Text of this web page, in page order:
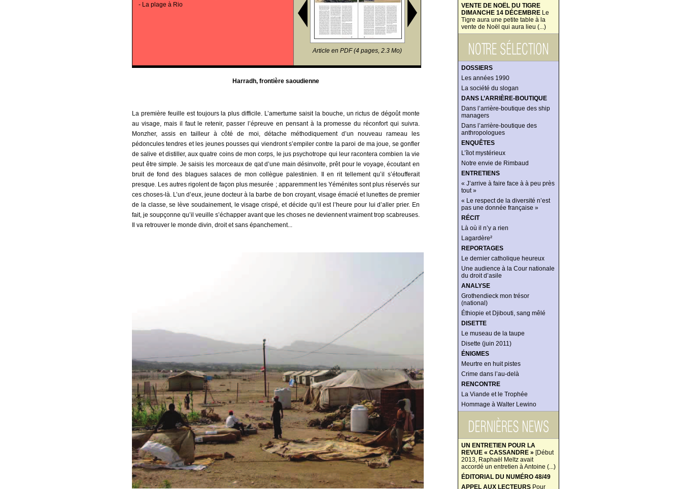
VENTE DE NOËL DU TIGRE
DIMANCHE 14 DÉCEMBRE Le
Tigre aura une petite table à la
vente de Noël qui aura lieu (...)
DOSSIERS
Les années 1990
La société du slogan
DANS L’ARRIÈRE-BOUTIQUE
Dans l’arrière-boutique des ship
managers
Dans l’arrière-boutique des
anthropologues
ENQUÊTES
L’îlot mystérieux
Notre envie de Rimbaud
ENTRETIENS
« J’arrive à faire face à à peu près
tout »
« Le respect de la diversité n’est
pas une donnée française »
RÉCIT
Là où il n’y a rien
Lagardère²
REPORTAGES
Le dernier catholique heureux
Une audience à la Cour nationale
du droit d’asile
ANALYSE
Grothendieck mon trésor
(national)
Éthiopie et Djibouti, sang mêlé
DISETTE
Le museau de la taupe
Disette (juin 2011)
ÉNIGMES
Meurtre en huit pistes
Crime dans l’au-delà
RENCONTRE
La Viande et le Trophée
Hommage à Walter Lewino
UN ENTRETIEN POUR LA
REVUE « CASSANDRE » [Début
2013, Raphaël Meltz avait
accordé un entretien à Antoine (...)
ÉDITORIAL DU NUMÉRO 48/49
APPEL AUX LECTEURS Pour
- La plage à Rio
Article en PDF (4 pages, 2.3 Mo)
Harradh, frontière saoudienne
La première feuille est toujours la plus difficile. L’amertume saisit la bouche, un rictus de dégoût monte
au visage, mais il faut le retenir, passer l’épreuve en pensant à la promesse du réconfort qui suivra.
Monzher, assis en tailleur à côté de moi, détache méthodiquement d’un nouveau rameau les
pédoncules tendres et les jeunes pousses qui viendront s’empiler contre la paroi de ma joue, se gonfler
de salive et distiller, aux quatre coins de mon corps, le jus psychotrope qui leur racontera combien la vie
peut être simple. Je saisis les morceaux de qat d’une main désinvolte, prêt pour le voyage, écoutant en
bruit de fond des blagues salaces de mon collègue palestinien. Il en rit tellement qu’il s’étoufferait
presque. Les autres rigolent de façon plus mesurée ; apparemment les Yéménites sont plus réservés sur
ces choses-là. L’un d’eux, jeune docteur à la barbe de bon croyant, visage émacié et lunettes de premier
de la classe, se lève soudainement, le visage crispé, et décide qu’il est l’heure pour lui d’aller prier. En
fait, je soupçonne qu’il veuille s’échapper avant que les choses ne deviennent vraiment trop scabreuses.
Il va retrouver le monde divin, droit et sans épanchement...